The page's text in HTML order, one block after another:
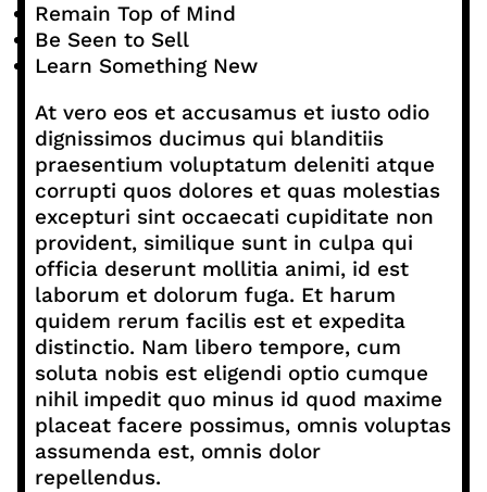
Remain Top of Mind
Be Seen to Sell
Learn Something New
At vero eos et accusamus et iusto odio
dignissimos ducimus qui blanditiis
praesentium voluptatum deleniti atque
corrupti quos dolores et quas molestias
excepturi sint occaecati cupiditate non
provident, similique sunt in culpa qui
officia deserunt mollitia animi, id est
laborum et dolorum fuga. Et harum
quidem rerum facilis est et expedita
distinctio. Nam libero tempore, cum
soluta nobis est eligendi optio cumque
nihil impedit quo minus id quod maxime
placeat facere possimus, omnis voluptas
assumenda est, omnis dolor
repellendus.